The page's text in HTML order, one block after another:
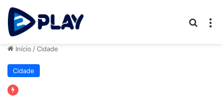
Início /Cidade
Cidade